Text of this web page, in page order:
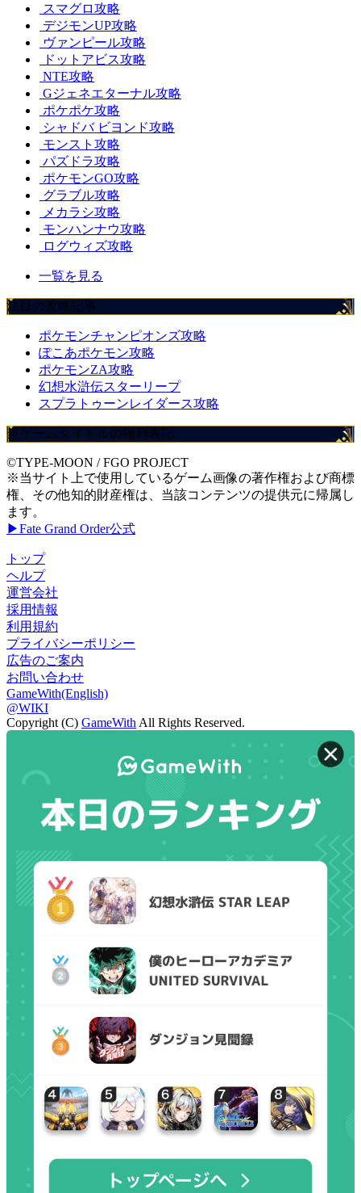
スマグロ攻略
デジモンUP攻略
ヴァンピール攻略
ドットアビス攻略
NTE攻略
Gジェネエターナル攻略
ポケポケ攻略
シャドバ ビヨンド攻略
モンスト攻略
パズドラ攻略
ポケモンGO攻略
グラブル攻略
メカラシ攻略
モンハンナウ攻略
ログウィズ攻略
一覧を見る
注目の攻略記事
ポケモンチャンピオンズ攻略
ぽこあポケモン攻略
ポケモンZA攻略
幻想水滸伝スターリープ
スプラトゥーンレイダース攻略
当ゲームタイトルの権利表記
©TYPE-MOON / FGO PROJECT
※当サイト上で使用しているゲーム画像の著作権および商標
権、その他知的財産権は、当該コンテンツの提供元に帰属し
ます。
▶Fate Grand Order公式
トップ
ヘルプ
運営会社
採用情報
利用規約
プライバシーポリシー
広告のご案内
お問い合わせ
GameWith(English)
@WIKI
Copyright (C) GameWith All Rights Reserved.